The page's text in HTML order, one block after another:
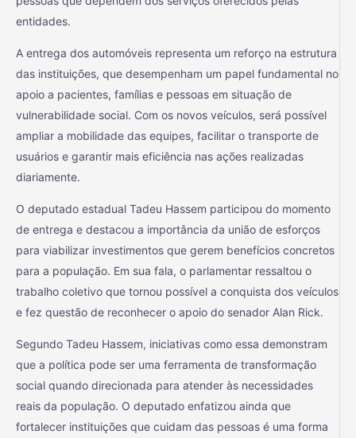
entidades.
A entrega dos automóveis representa um reforço na estrutura
das instituições, que desempenham um papel fundamental no
apoio a pacientes, famílias e pessoas em situação de
vulnerabilidade social. Com os novos veículos, será possível
ampliar a mobilidade das equipes, facilitar o transporte de
usuários e garantir mais eficiência nas ações realizadas
diariamente.
O deputado estadual Tadeu Hassem participou do momento
de entrega e destacou a importância da união de esforços
para viabilizar investimentos que gerem benefícios concretos
para a população. Em sua fala, o parlamentar ressaltou o
trabalho coletivo que tornou possível a conquista dos veículos
e fez questão de reconhecer o apoio do senador Alan Rick.
Segundo Tadeu Hassem, iniciativas como essa demonstram
que a política pode ser uma ferramenta de transformação
social quando direcionada para atender às necessidades
reais da população. O deputado enfatizou ainda que
fortalecer instituições que cuidam das pessoas é uma forma